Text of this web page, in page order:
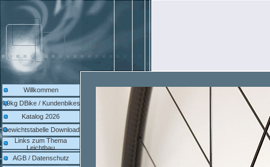
Willkommen
4,9kg DBike / Kundenbikes
Katalog 2026
Gewichtstabelle Download
Links zum Thema
Leichtbau
AGB / Datenschutz